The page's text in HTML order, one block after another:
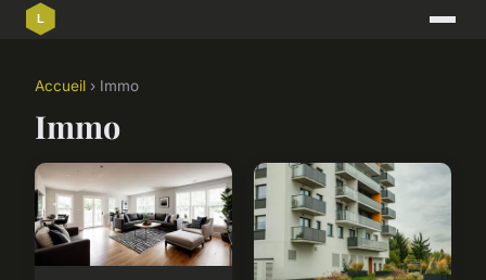
Accueil › Immo
Immo